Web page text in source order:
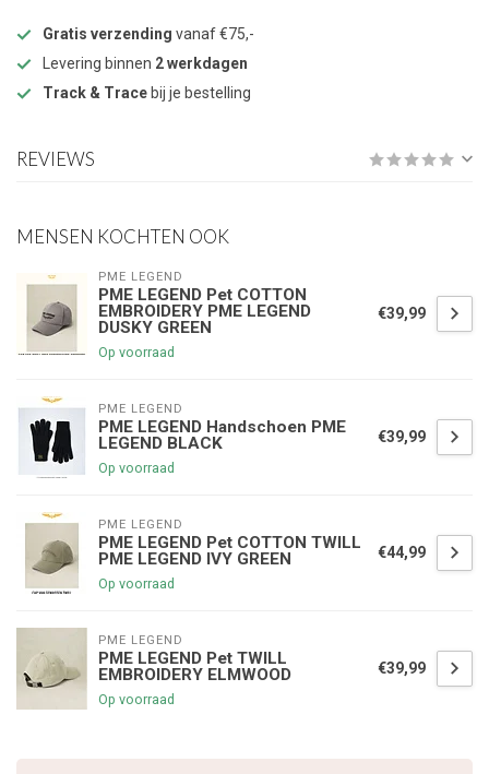
Gratis verzending vanaf €75,-
Levering binnen 2 werkdagen
Track & Trace bij je bestelling
REVIEWS
MENSEN KOCHTEN OOK
PME LEGEND
PME LEGEND Pet COTTON
EMBROIDERY PME LEGEND
DUSKY GREEN
Op voorraad
€39,99
PME LEGEND
PME LEGEND Handschoen PME
LEGEND BLACK
Op voorraad
€39,99
PME LEGEND
PME LEGEND Pet COTTON TWILL
PME LEGEND IVY GREEN
Op voorraad
€44,99
PME LEGEND
PME LEGEND Pet TWILL
EMBROIDERY ELMWOOD
Op voorraad
€39,99